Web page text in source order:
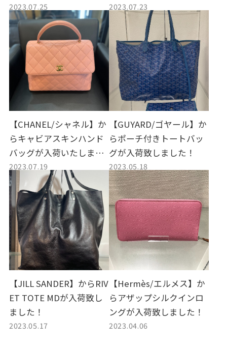
ジャケットが入荷致しま
した！
2023.07.25
した！
2023.07.23
【CHANEL/シャネル】か
らキャビアスキンハンド
バッグが入荷いたしまし
た！
2023.07.19
【GUYARD/ゴヤール】か
らポーチ付きトートバッ
グが入荷致しました！
2023.05.18
【JILL SANDER】からRIV
ET TOTE MDが入荷致し
ました！
2023.05.17
【Hermès/エルメス】か
らアザップシルクインロ
ングが入荷致しました！
2023.04.06